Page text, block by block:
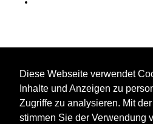
Diese Webseite verwendet
Inhalte und Anzeigen zu
Zugriffe zu analysieren. Mit
stimmen Sie der Verwendung